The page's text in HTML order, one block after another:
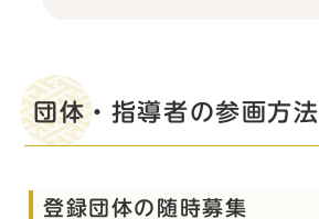
団体・指導者の参画方
登録団体の随時募集